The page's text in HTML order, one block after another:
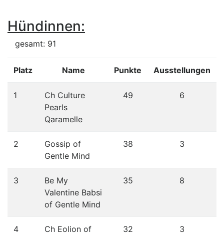
Hündinnen:
gesamt: 91
Platz Name Punkte Ausstellungen
1
Ch Culture
Pearls
Qaramelle
49 6
2
Gossip of
Gentle Mind
38 3
3
Be My
Valentine Babsi
of Gentle Mind
35 8
4
Ch Eolion of
32 3